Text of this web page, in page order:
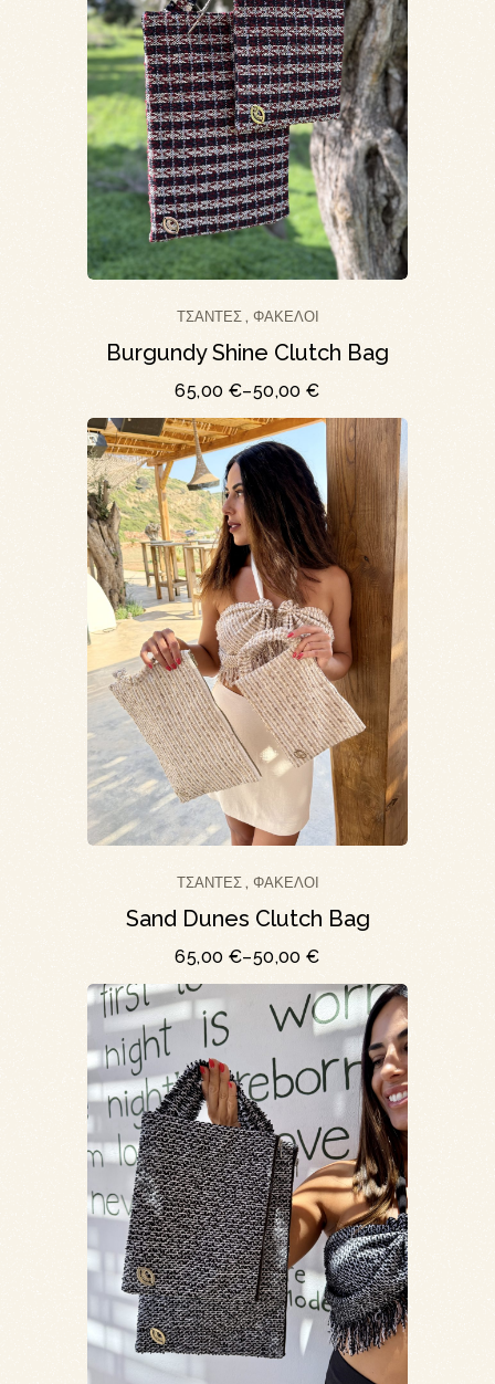
ΤΣΆΝΤΕΣ, ΦΆΚΕΛΟΙ
Burgundy Shine Clutch Bag
50,00€
–
65,00 €
ΤΣΆΝΤΕΣ , ΦΆΚΕΛΟΙ
Sand Dunes Clutch Bag
50,00€
–
65,00 €